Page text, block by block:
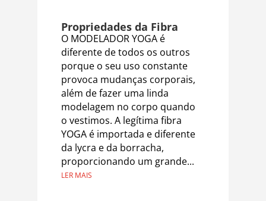
Propriedades da Fibra
O MODELADOR YOGA é
diferente de todos os outros
porque o seu uso constante
provoca mudanças corporais,
além de fazer uma linda
modelagem no corpo quando
o vestimos. A legítima fibra
YOGA é importada e diferente
da lycra e da borracha,
proporcionando um grande...
LER MAIS